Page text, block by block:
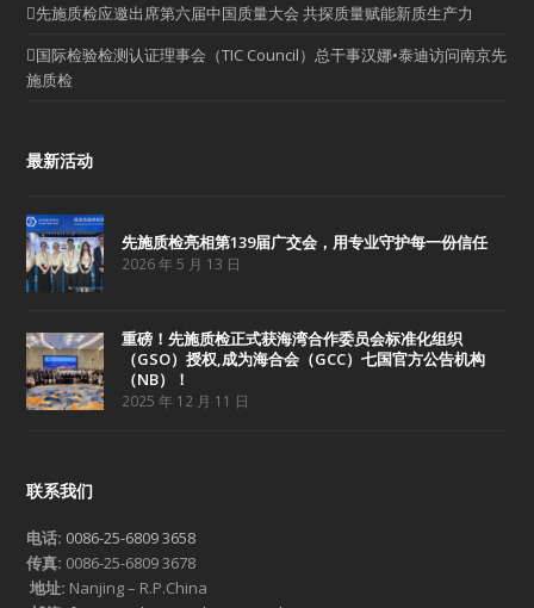
先施质检应邀出席第六届中国质量大会 共探质量赋能新质生产力
国际检验检测认证理事会（TIC Council）总干事汉娜•泰迪访问南京先
施质检
最新活动
先施质检亮相第139届广交会，用专业守护每一份信任
2026 年 5 月 13 日
重磅！先施质检正式获海湾合作委员会标准化组织
（GSO）授权,成为海合会（GCC）七国官方公告机构
（NB）！
2025 年 12 月 11 日
联系我们
电话: 0086-25-6809 3658
传真: 0086-25-6809 3678
地址: Nanjing – R.P.China